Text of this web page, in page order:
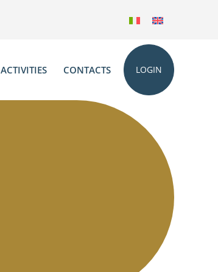
ACTIVITIES CONTACTS LOGIN